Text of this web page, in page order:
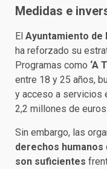
Medidas e
El Ayuntamiento de
ha reforzado su
Programas como ‘A
entre 18 y 25 años,
y acceso a servicios
2,2 millones de euros.
Sin embargo, las
derechos humanos
son suficientes